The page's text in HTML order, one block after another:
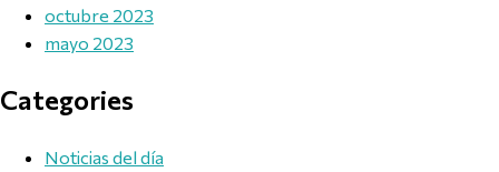
octubre 2023
mayo 2023
Categories
Noticias del día